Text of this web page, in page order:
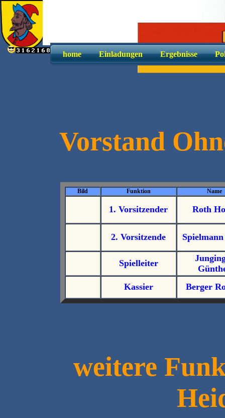
home Einladungen Ergebnisse
Vorstand
Bild Funktion Name
1. Vorsitzender Roth
2. Vorsitzende
Spielleiter
Kassier
Berger
weitere